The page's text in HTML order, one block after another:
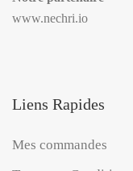
www.nechri.io
Liens Rapides
Mes commandes